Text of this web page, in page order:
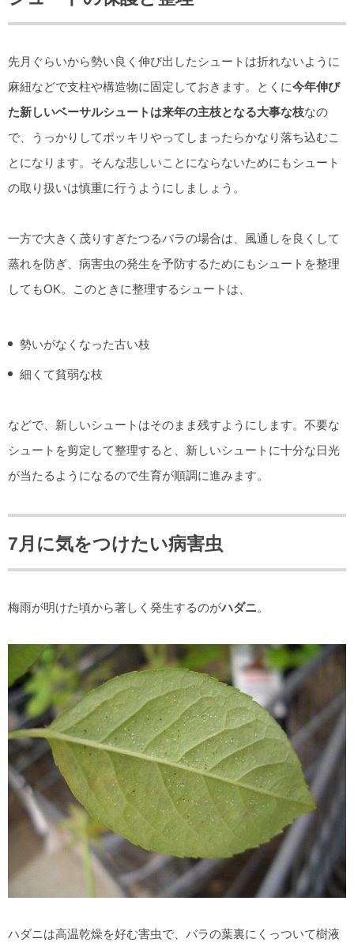
先月ぐらいから勢い良く伸び出したシュートは折れないように
麻紐などで支柱や構造物に固定しておきます。とくに今年伸び
た新しいベーサルシュートは来年の主枝となる大事な枝なの
で、うっかりしてポッキリやってしまったらかなり落ち込むこ
とになります。そんな悲しいことにならないためにもシュート
の取り扱いは慎重に行うようにしましょう。
一方で大きく茂りすぎたつるバラの場合は、風通しを良くして
蒸れを防ぎ、病害虫の発生を予防するためにもシュートを整理
してもOK。このときに整理するシュートは、
勢いがなくなった古い枝
細くて貧弱な枝
などで、新しいシュートはそのまま残すようにします。不要な
シュートを剪定して整理すると、新しいシュートに十分な日光
が当たるようになるので生育が順調に進みます。
7月に気をつけたい病害虫
梅雨が明けた頃から著しく発生するのがハダニ。
ハダニは高温乾燥を好む害虫で、バラの葉裏にくっついて樹液